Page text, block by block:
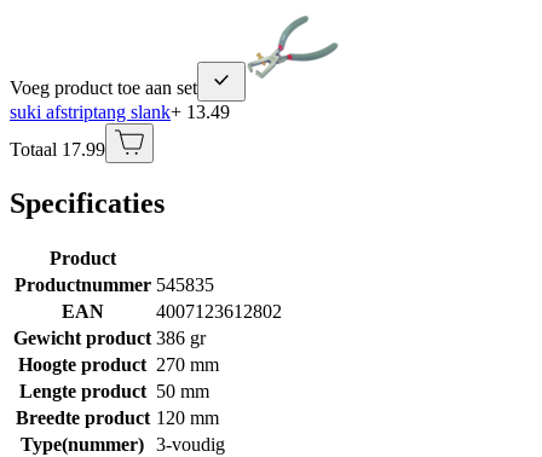
Voeg product toe aan set
suki afstriptang slank+ 13.49
Totaal 17.99
Specificaties
Product
Productnummer 545835
EAN
4007123612802
Gewicht product 386 gr
Hoogte product 270 mm
Lengte product 50 mm
Breedte product 120 mm
Type(nummer) 3-voudig